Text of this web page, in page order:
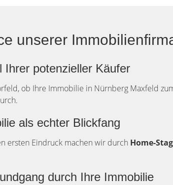
unserer
Ihrer potenzieller Käufer
ob Ihre Immobilie in Nürnberg Maxfeld
als echter Blickfang
ersten Eindruck machen wir durch Home-
durch Ihre Immobilie